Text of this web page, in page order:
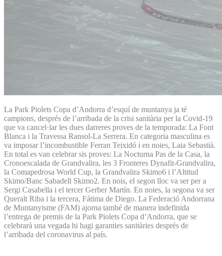
La Park Piolets Copa d’Andorra d’esquí de muntanya ja té
campions, després de l’arribada de la crisi sanitària per la Covid-19
que va cancel·lar les dues darreres proves de la temporada: La Font
Blanca i la Travessa Ransol-La Serrera. En categoria masculina es
va imposar l’incombustible Ferran Teixidó i en noies, Laia Sebastià.
En total es van celebrar sis proves: La Nocturna Pas de la Casa, la
Cronoescalada de Grandvalira, les 3 Fronteres Dynafit-Grandvalira,
la Comapedrosa World Cup, la Grandvalira Skimo6 i l’Altitud
Skimo/Banc Sabadell Skimo2. En nois, el segon lloc va ser per a
Sergi Casabella i el tercer Gerber Martín. En noies, la segona va ser
Queralt Riba i la tercera, Fátima de Diego. La Federació Andorrana
de Muntanyisme (FAM) ajorna també de manera indefinida
l’entrega de premis de la Park Piolets Copa d’Andorra, que se
celebrarà una vegada hi hagi garanties sanitàries després de
l’arribada del coronavirus al país.